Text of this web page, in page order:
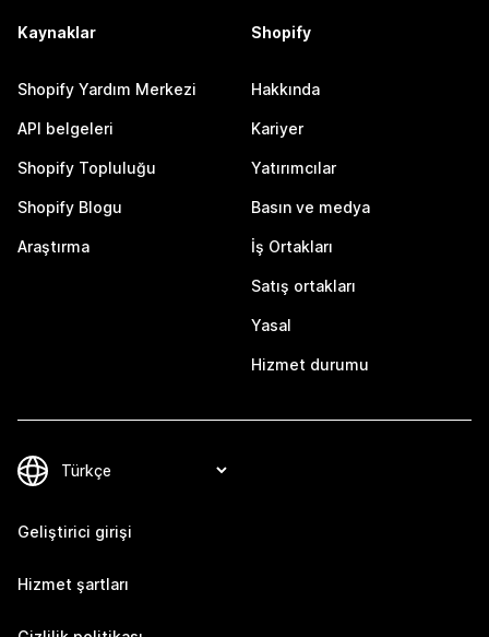
Kaynaklar
Shopify Yardım Merkezi
API belgeleri
Shopify Topluluğu
Shopify Blogu
Araştırma
Shopify
Hakkında
Kariyer
Yatırımcılar
Basın ve medya
İş Ortakları
Satış ortakları
Yasal
Hizmet durumu
Geliştirici girişi
Hizmet şartları